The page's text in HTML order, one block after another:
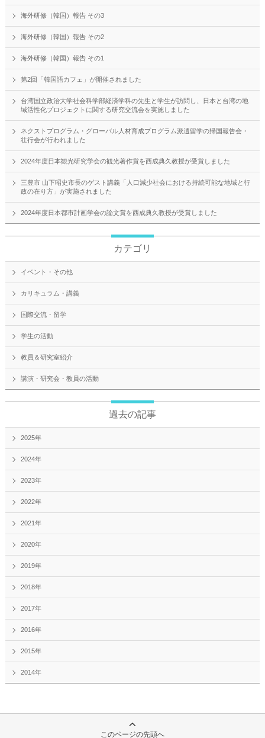
海外研修（韓国）報告 その3
海外研修（韓国）報告 その2
海外研修（韓国）報告 その1
第2回「韓国語カフェ」が開催されました
台湾国立政治大学社会科学部経済学科の先生と学生が訪問し、日本と台湾の地
域活性化プロジェクトに関する研究交流会を実施しました
ネクストプログラム・グローバル人材育成プログラム派遣留学の帰国報告会・
壮行会が行われました
2024年度日本観光研究学会の観光著作賞を西成典久教授が受賞しました
三豊市 山下昭史市長のゲスト講義「人口減少社会における持続可能な地域と行
政の在り方」が実施されました
2024年度日本都市計画学会の論文賞を西成典久教授が受賞しました
カテゴリ
イベント・その他
カリキュラム・講義
国際交流・留学
学生の活動
教員＆研究室紹介
講演・研究会・教員の活動
過去の記事
2025年
2024年
2023年
2022年
2021年
2020年
2019年
2018年
2017年
2016年
2015年
2014年
このページの先頭へ